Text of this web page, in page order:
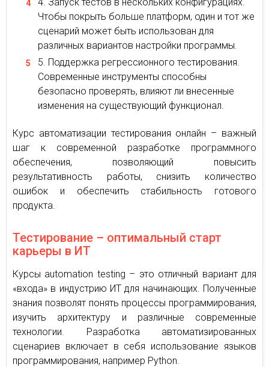
Чтобы покрыть больше платформ, один и тот же
сценарий может быть использован для
различных вариантов настройки программы.
Поддержка регрессионного тестирования.
Современные инструменты способны
безопасно проверять, влияют ли внесенные
изменения на существующий функционал.
Курс автоматизации тестирования онлайн – важный
шаг к современной разработке программного
обеспечения, позволяющий повысить
результативность работы, снизить количество
ошибок и обеспечить стабильность готового
продукта.
Тестирование – оптимальный старт
карьеры в ИТ
Курсы automation testing – это отличный вариант для
«входа» в индустрию ИТ для начинающих. Полученные
знания позволят понять процессы программирования,
изучить архитектуру и различные современные
технологии. Разработка автоматизированных
сценариев включает в себя использование языков
программирования, например Python.